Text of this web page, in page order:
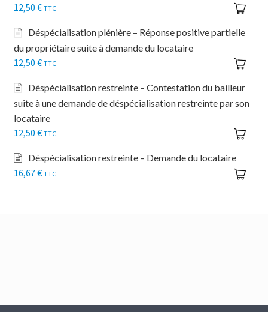
12,50 € TTC
Déspécialisation plénière – Réponse positive partielle
du propriétaire suite à demande du locataire
12,50 € TTC
Déspécialisation restreinte – Contestation du bailleur
suite à une demande de déspécialisation restreinte par son
locataire
12,50 € TTC
Déspécialisation restreinte – Demande du locataire
16,67€ TTC